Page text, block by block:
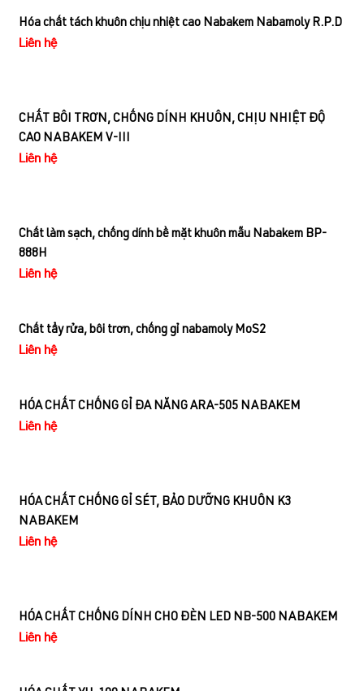
Hóa chất tách khuôn chịu nhiệt cao Nabakem Nabamoly R.P.D
Liên hệ
CHẤT BÔI TRƠN, CHỐNG DÍNH KHUÔN, CHỊU NHIỆT ĐỘ
CAO NABAKEM V-III
Liên hệ
Chất làm sạch, chống dính bề mặt khuôn mẫu Nabakem BP-
888H
Liên hệ
Chất tẩy rửa, bôi trơn, chống gỉ nabamoly MoS2
Liên hệ
HÓA CHẤT CHỐNG GỈ ĐA NĂNG ARA-505 NABAKEM
Liên hệ
HÓA CHẤT CHỐNG GỈ SÉT, BẢO DƯỠNG KHUÔN K3
NABAKEM
Liên hệ
HÓA CHẤT CHỐNG DÍNH CHO ĐÈN LED NB-500 NABAKEM
Liên hệ